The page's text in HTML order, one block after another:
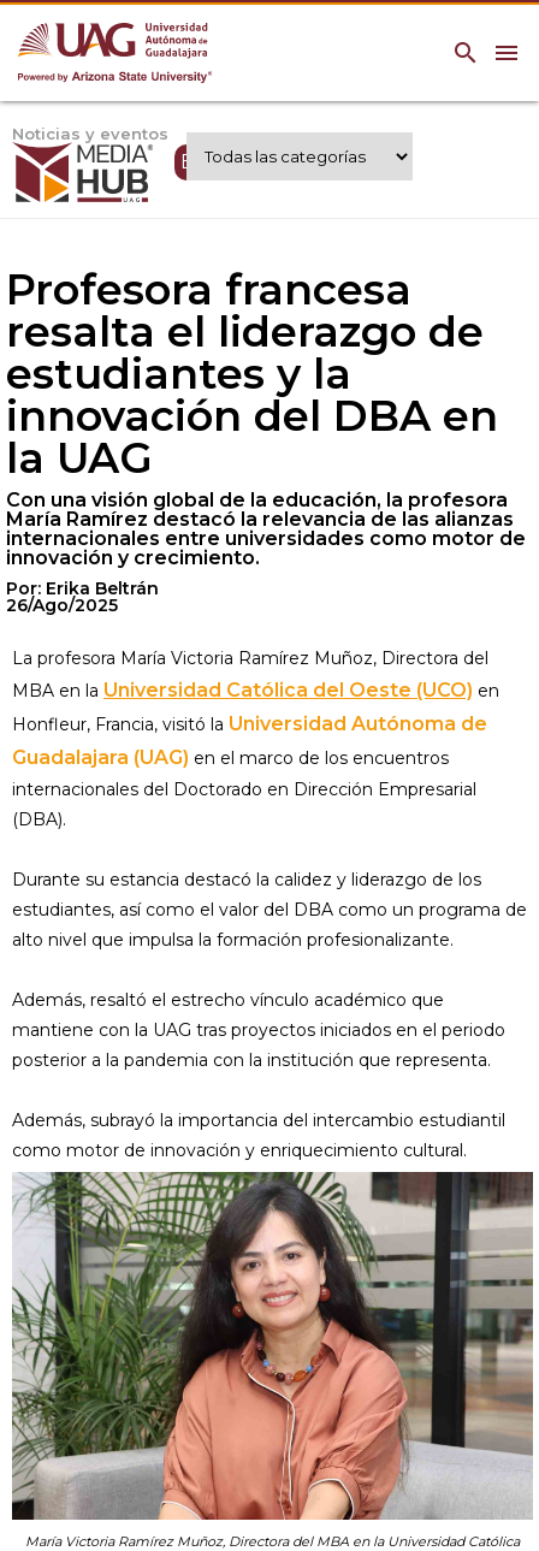
menu
search
Noticias y eventos
Expertos UAG
Profesora francesa
resalta el liderazgo de
estudiantes y la
innovación del DBA en
la UAG
Con una visión global de la educación, la profesora
María Ramírez destacó la relevancia de las alianzas
internacionales entre universidades como motor de
innovación y crecimiento.
Por: Erika Beltrán
26/Ago/2025
La profesora María Victoria Ramírez Muñoz, Directora del
MBA en la Universidad Católica del Oeste (UCO) en
Honfleur, Francia, visitó la Universidad Autónoma de
Guadalajara (UAG) en el marco de los encuentros
internacionales del Doctorado en Dirección Empresarial
(DBA).
Durante su estancia destacó la calidez y liderazgo de los
estudiantes, así como el valor del DBA como un programa de
alto nivel que impulsa la formación profesionalizante.
Además, resaltó el estrecho vínculo académico que
mantiene con la UAG tras proyectos iniciados en el periodo
posterior a la pandemia con la institución que representa.
Además, subrayó la importancia del intercambio estudiantil
como motor de innovación y enriquecimiento cultural.
María Victoria Ramírez Muñoz, Directora del MBA en la Universidad Católica